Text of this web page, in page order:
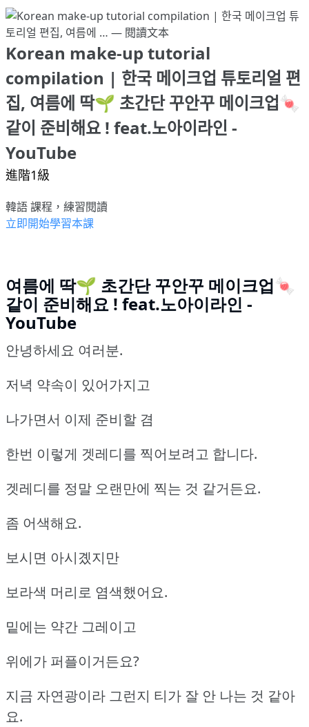
Korean make-up tutorial
compilation | 한국 메이크업 튜토리얼 편
집, 여름에 딱🌱 초간단 꾸안꾸 메이크업🍬
같이 준비해요 ! feat.노아이라인 -
YouTube
進階1級
韓語 課程，練習閱讀
立即開始學習本課
여름에 딱🌱 초간단 꾸안꾸 메이크업🍬
같이 준비해요 ! feat.노아이라인 -
YouTube
안녕하세요 여러분.
저녁 약속이 있어가지고
나가면서 이제 준비할 겸
한번 이렇게 겟레디를 찍어보려고 합니다.
겟레디를 정말 오랜만에 찍는 것 같거든요.
좀 어색해요.
보시면 아시곘지만
보라색 머리로 염색했어요.
밑에는 약간 그레이고
위에가 퍼플이거든요?
지금 자연광이라 그런지 티가 잘 안 나는 것 같아
요.